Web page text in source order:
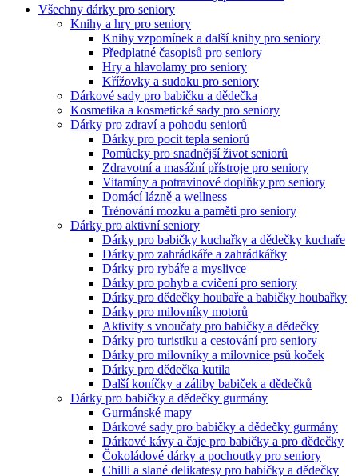
Všechny dárky pro seniory
Knihy a hry pro seniory
Knihy vzpomínek a další knihy pro seniory
Předplatné časopisů pro seniory
Hry a hlavolamy pro seniory
Křížovky a sudoku pro seniory
Dárkové sady pro babičku a dědečka
Kosmetika a kosmetické sady pro seniory
Dárky pro zdraví a pohodu seniorů
Dárky pro pocit tepla seniorů
Pomůcky pro snadnější život seniorů
Zdravotní a masážní přístroje pro seniory
Vitamíny a potravinové doplňky pro seniory
Domácí lázně a wellness
Trénování mozku a paměti pro seniory
Dárky pro aktivní seniory
Dárky pro babičky kuchařky a dědečky kuchaře
Dárky pro zahrádkáře a zahrádkářky
Dárky pro rybáře a myslivce
Dárky pro pohyb a cvičení pro seniory
Dárky pro dědečky houbaře a babičky houbařky
Dárky pro milovníky motorů
Aktivity s vnoučaty pro babičky a dědečky
Dárky pro turistiku a cestování pro seniory
Dárky pro milovníky a milovnice psů koček
Dárky pro dědečka kutila
Další koníčky a záliby babiček a dědečků
Dárky pro babičky a dědečky gurmány
Gurmánské mapy
Dárkové sady pro babičky a dědečky gurmány
Dárkové kávy a čaje pro babičky a pro dědečky
Čokoládové dárky a pochoutky pro seniory
Chilli a slané delikatesy pro babičky a dědečky